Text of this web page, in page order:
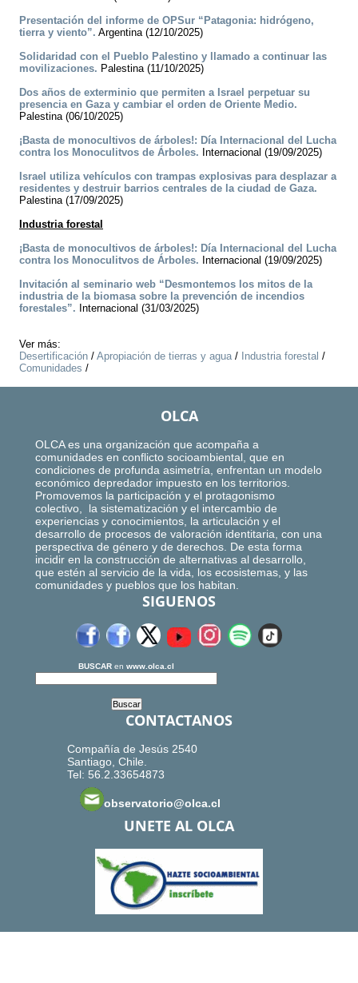
Presentación del informe de OPSur “Patagonia: hidrógeno,
tierra y viento”. Argentina (12/10/2025)
Solidaridad con el Pueblo Palestino y llamado a continuar las
movilizaciones. Palestina (11/10/2025)
Dos años de exterminio que permiten a Israel perpetuar su
presencia en Gaza y cambiar el orden de Oriente Medio.
Palestina (06/10/2025)
¡Basta de monocultivos de árboles!: Día Internacional del Lucha
contra los Monoculitvos de Árboles. Internacional (19/09/2025)
Israel utiliza vehículos con trampas explosivas para desplazar a
residentes y destruir barrios centrales de la ciudad de Gaza.
Palestina (17/09/2025)
Industria forestal
¡Basta de monocultivos de árboles!: Día Internacional del Lucha
contra los Monoculitvos de Árboles. Internacional (19/09/2025)
Invitación al seminario web “Desmontemos los mitos de la
industria de la biomasa sobre la prevención de incendios
forestales”. Internacional (31/03/2025)
Ver más:
Desertificación / Apropiación de tierras y agua/ Industria forestal /
Comunidades /
OLCA
OLCA es una organización que acompaña a
comunidades en conflicto socioambiental, que en
condiciones de profunda asimetría, enfrentan un modelo
económico depredador impuesto en los territorios.
Promovemos la participación y el protagonismo
colectivo, la sistematización y el intercambio de
experiencias y conocimientos, la articulación y el
desarrollo de procesos de valoración identitaria, con una
perspectiva de género y de derechos. De esta forma
incidir en la construcción de alternativas al desarrollo,
que estén al servicio de la vida, los ecosistemas, y las
comunidades y pueblos que los habitan.
SIGUENOS
BUSCAR en www.olca.cl
CONTACTANOS
Compañía de Jesús 2540
Santiago, Chile.
Tel: 56.2.33654873
observatorio@olca.cl
UNETE AL OLCA